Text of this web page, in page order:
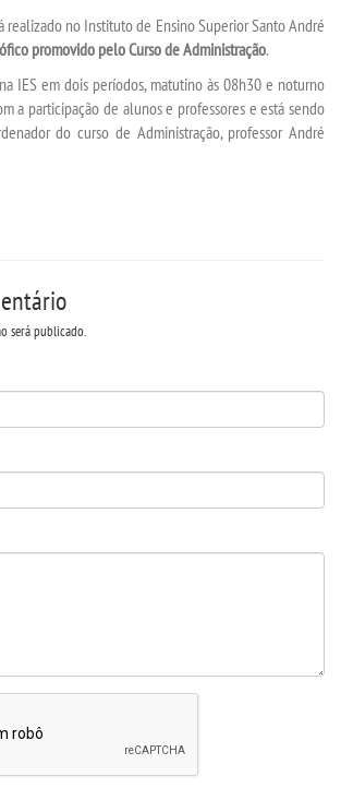
realizado no Instituto de Ensino Superior Santo André
promovido pelo Curso de Administração.
IES em dois períodos, matutino às 08h30 e noturno
a participação de alunos e professores e está sendo
do curso de Administração, professor André
será publicado.